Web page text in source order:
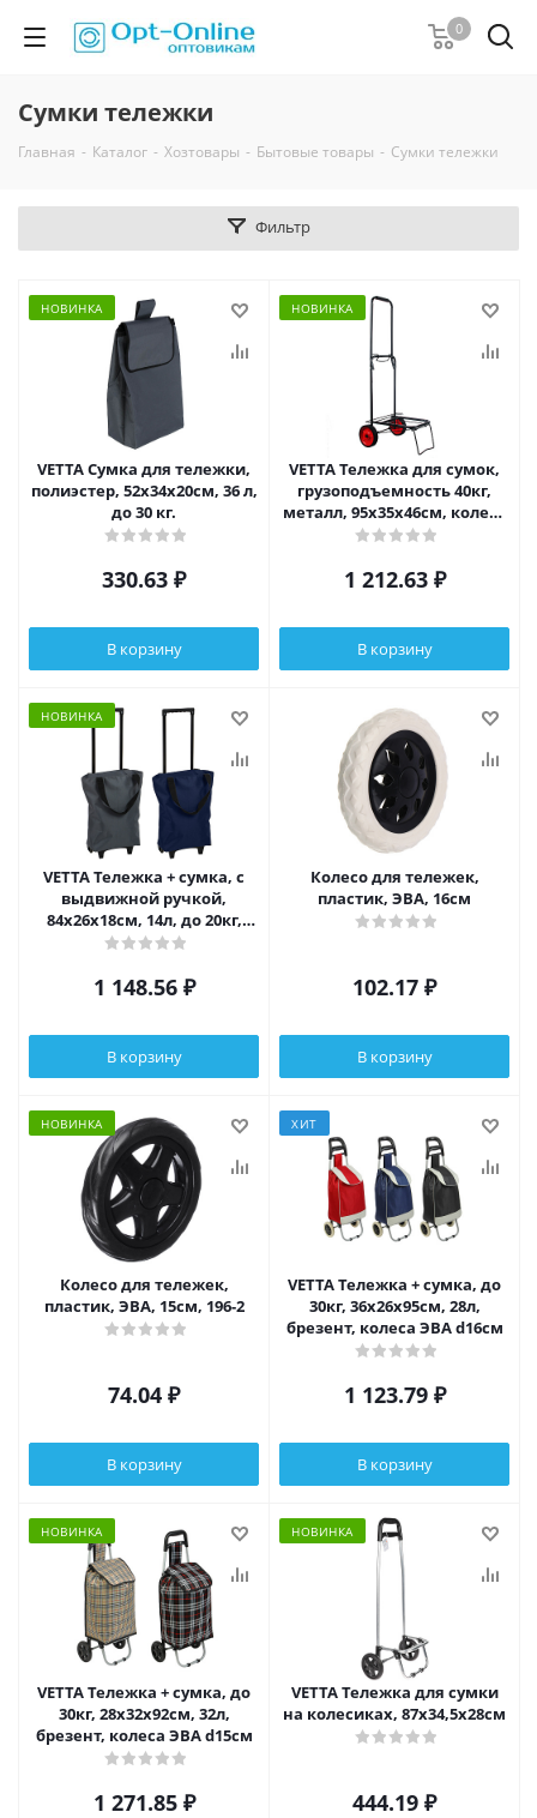
0
Сумки тележки
Главная - Каталог - Хозтовары - Бытовые товары - Сумки тележки
Фильтр
НОВИНКА
VETTA Сумка для тележки,
полиэстер, 52x34x20см, 36 л,
до 30 кг.
330.63 ₽
В корзину
НОВИНКА
VETTA Тележка для сумок,
грузоподъемность 40кг,
металл, 95х35х46см, колеса
d14см, черная
1 212.63₽
В корзину
НОВИНКА
VETTA Тележка + сумка, с
выдвижной ручкой,
84х26х18см, 14л, до 20кг,
ткань оксфорд 600D, колеса
1 148.56₽
В корзину
Колесо для тележек,
пластик, ЭВА, 16см
102.17 ₽
В корзину
НОВИНКА
Колесо для тележек,
пластик, ЭВА, 15см, 196-2
74.04 ₽
В корзину
ХИТ
VETTA Тележка + сумка, до
30кг, 36х26х95см, 28л,
брезент, колеса ЭВА d16см
1 123.79₽
В корзину
НОВИНКА
VETTA Тележка + сумка, до
30кг, 28х32х92см, 32л,
брезент, колеса ЭВА d15см
1 271.85₽
НОВИНКА
VETTA Тележка для сумки
на колесиках, 87x34,5x28см
444.19 ₽